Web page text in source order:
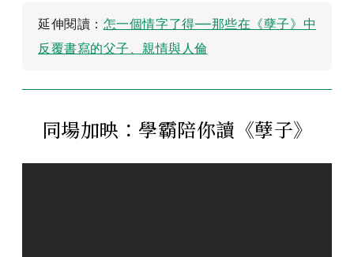
延伸閱讀： 怎一個情字了得──那些在《孽子》中
反覆書寫的父子、親情與人倫
同場加映：學霸陪你讀《孽子》